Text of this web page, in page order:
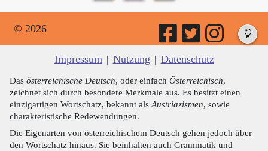
© 2026
Impressum | Nutzung | Datenschutz
Das österreichische Deutsch, oder einfach Österreichisch,
zeichnet sich durch besondere Merkmale aus. Es besitzt einen
einzigartigen Wortschatz, bekannt alsAustriazismen, sowie
charakteristische Redewendungen.
Die Eigenarten von österreichischem Deutsch gehen jedoch über
den Wortschatz hinaus. Sie beinhalten auch Grammatik und